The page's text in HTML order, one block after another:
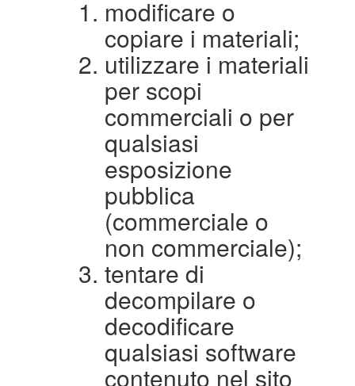
modificare o
copiare i materiali;
utilizzare i materiali
per scopi
commerciali o per
qualsiasi
esposizione
pubblica
(commerciale o
non commerciale);
tentare di
decompilare o
decodificare
qualsiasi software
contenuto nel sito